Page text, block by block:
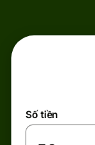
Số tiền